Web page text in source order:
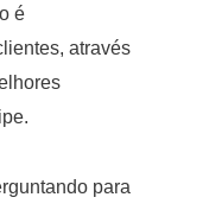
é
através
para